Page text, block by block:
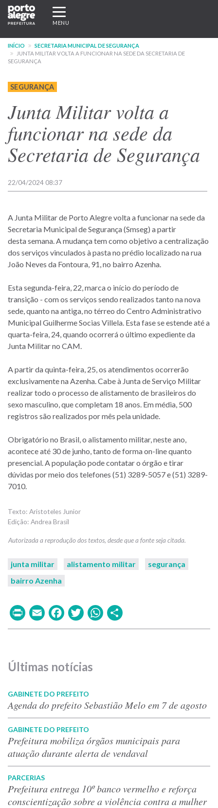
Pular
para
conteúdo
principal
Expandir/recolher
navegação
MENU
INÍCIO
SECRETARIA MUNICIPAL DE SEGURANÇA
JUNTA MILITAR VOLTA A FUNCIONAR NA SEDE DA SECRETARIA DE
SEGURANÇA
SEGURANÇA
Junta Militar volta a
funcionar na sede da
Secretaria de Segurança
22/04/2024 08:37
A Junta Militar de Porto Alegre volta a funcionar na sede da
Secretaria Municipal de Segurança (Smseg) a partir
desta semana. A mudança tem como objetivo a centralização
dos serviços vinculados à pasta no prédio localizado na rua
João Neves da Fontoura, 91, no bairro Azenha.
Esta segunda-feira, 22, marca o início do período de
transição - com os serviços sendo realizados tanto na nova
sede, quanto na antiga, no térreo do Centro Administrativo
Municipal Guilherme Socias Villela. Esta fase se estende até a
quarta-feira, 24, quando ocorrerá o último expediente da
Junta Militar no CAM.
A partir da quinta-feira, 25, os atendimentos ocorrerão
exclusivamente na Azenha. Cabe à Junta de Serviço Militar
realizar todo o processo de alistamento de brasileiros do
sexo masculino, que completam 18 anos. Em média, 500
registros são realizados por mês pela unidade.
Obrigatório no Brasil, o alistamento militar, neste ano,
acontece até 30 de junho, tanto de forma on-line quanto
presencial. A população pode contatar o órgão e tirar
dúvidas por meio dos telefones (51) 3289-5057 e (51) 3289-
7010.
Aristoteles Junior
Andrea Brasil
junta militar alistamento militar
segurança
bairro Azenha
PrintEmailFacebook
TwitterWhatsApp
Últimas notícias
GABINETE DO PREFEITO
Agenda do prefeito Sebastião Melo em 7 de agosto
GABINETE DO PREFEITO
Prefeitura mobiliza órgãos municipais para
atuação durante alerta de vendaval
PARCERIAS
Prefeitura entrega 10º banco vermelho e reforça
conscientização sobre a violência contra a mulher